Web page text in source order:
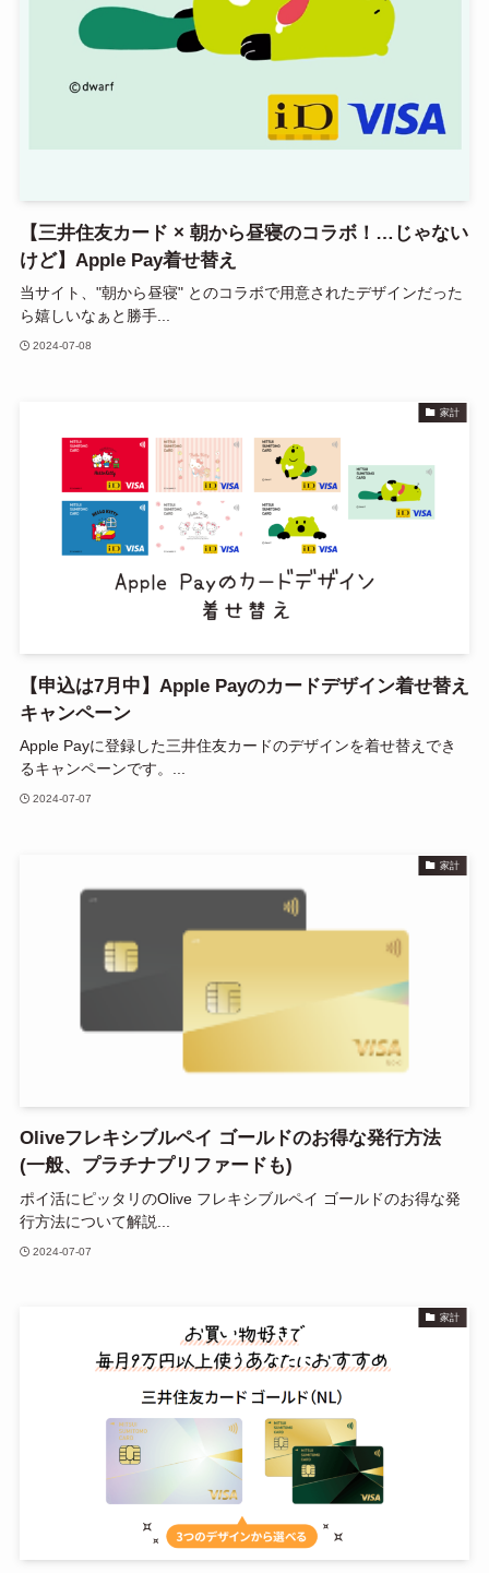
【三井住友カード × 朝から昼寝のコラボ！…じゃない
けど】Apple Pay着せ替え
当サイト、"朝から昼寝" とのコラボで用意されたデザインだった
ら嬉しいなぁと勝手...
2024-07-08
家計
【申込は7月中】Apple Payのカードデザイン着せ替え
キャンペーン
Apple Payに登録した三井住友カードのデザインを着せ替えでき
るキャンペーンです。...
2024-07-07
家計
Oliveフレキシブルペイ ゴールドのお得な発行方法
(一般、プラチナプリファードも)
ポイ活にピッタリのOlive フレキシブルペイ ゴールドのお得な発
行方法について解説...
2024-07-07
家計